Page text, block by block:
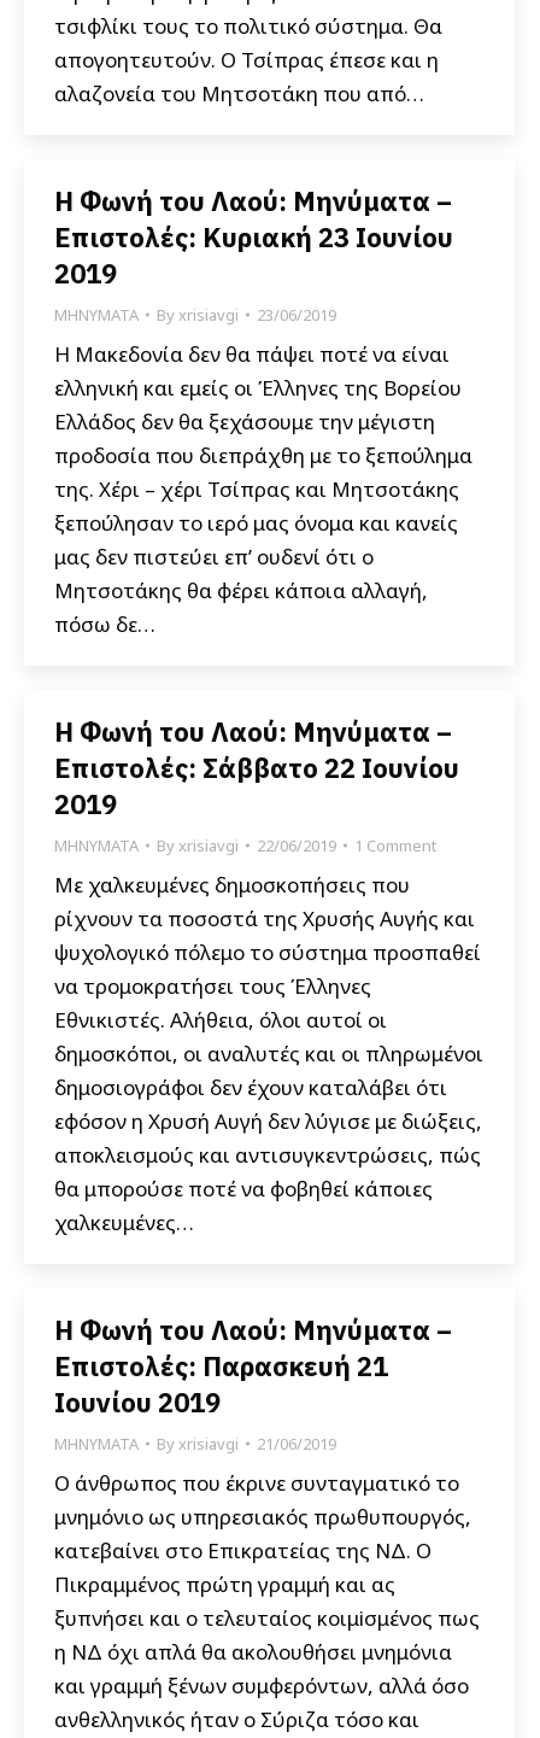
τσιφλίκι τους το πολιτικό σύστημα. Θα
απογοητευτούν. Ο Τσίπρας έπεσε και η
αλαζονεία του Μητσοτάκη που από…
Η Φωνή του Λαού: Μηνύματα –
Επιστολές: Κυριακή 23 Ιουνίου
2019
ΜΗΝΥΜΑΤΑ Byxrisiavgi 23/06/2019
Η Μακεδονία δεν θα πάψει ποτέ να είναι
ελληνική και εμείς οι Έλληνες της Βορείου
Ελλάδος δεν θα ξεχάσουμε την μέγιστη
προδοσία που διεπράχθη με το ξεπούλημα
της. Χέρι – χέρι Τσίπρας και Μητσοτάκης
ξεπούλησαν το ιερό μας όνομα και κανείς
μας δεν πιστεύει επ’ ουδενί ότι ο
Μητσοτάκης θα φέρει κάποια αλλαγή,
πόσω δε…
Η Φωνή του Λαού: Μηνύματα –
Επιστολές: Σάββατο 22 Ιουνίου
2019
ΜΗΝΥΜΑΤΑ Byxrisiavgi 22/06/2019 1 Comment
Με χαλκευμένες δημοσκοπήσεις που
ρίχνουν τα ποσοστά της Χρυσής Αυγής και
ψυχολογικό πόλεμο το σύστημα προσπαθεί
να τρομοκρατήσει τους Έλληνες
Εθνικιστές. Αλήθεια, όλοι αυτοί οι
δημοσκόποι, οι αναλυτές και οι πληρωμένοι
δημοσιογράφοι δεν έχουν καταλάβει ότι
εφόσον η Χρυσή Αυγή δεν λύγισε με διώξεις,
αποκλεισμούς και αντισυγκεντρώσεις, πώς
θα μπορούσε ποτέ να φοβηθεί κάποιες
χαλκευμένες…
Η Φωνή του Λαού: Μηνύματα –
Επιστολές: Παρασκευή 21
Ιουνίου 2019
ΜΗΝΥΜΑΤΑ Byxrisiavgi 21/06/2019
Ο άνθρωπος που έκρινε συνταγματικό το
μνημόνιο ως υπηρεσιακός πρωθυπουργός,
κατεβαίνει στο Επικρατείας της ΝΔ. Ο
Πικραμμένος πρώτη γραμμή και ας
ξυπνήσει και ο τελευταίος κοιμiσμένος πως
η ΝΔ όχι απλά θα ακολουθήσει μνημόνια
και γραμμή ξένων συμφερόντων, αλλά όσο
ανθελληνικός ήταν ο Σύριζα τόσο και